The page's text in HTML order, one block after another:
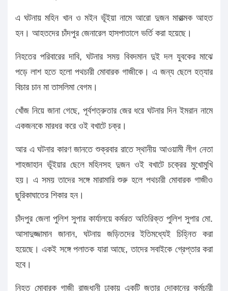
এ ঘটনায় মহিন খান ও মইন ভূঁইয়া নামে আরো দুজন মারাত্মক আহত
হন। আহতদের চাঁদপুর জেনারেল হাসপাতালে ভর্তি করা হয়েছে।
নিহতের পরিবারের দাবি, ঘটনার সময় বিবদমান দুই দল যুবকের মাঝে
পড়ে লাশ হতে হলো পথচারী মোবারক গাজীকে। এ জন্য ছেলে হত্যার
বিচার চান মা তাসলিমা বেগম।
খোঁজ নিয়ে জানা গেছে, পূর্বশত্রুতার জের ধরে ঘটনার দিন ইমরান নামে
একজনকে মারধর করে ওই বখাটে চক্র।
আর এ ঘটনার কারণ জানতে শুক্রবার রাতে স্থানীয় আওয়ামী লীগ নেতা
শাহজাহান ভূঁইয়ার ছেলে মহিনসহ দুজন ওই বখাটে চক্রের মুখোমুখি
হয়। এ সময় তাদের সঙ্গে মারামারি শুরু হলে পথচারী মোবারক গাজীও
ছুরিকাঘাতের শিকার হন।
চাঁদপুর জেলা পুলিশ সুপার কার্যালয়ে কর্মরত অতিরিক্ত পুলিশ সুপার মো.
আসাদুজ্জামান জানান, ঘটনায় জড়িতদের ইতিমধ্যেই চিহ্নিত করা
হয়েছে। একই সঙ্গে পলাতক যারা আছে, তাদের সবাইকে গ্রেপ্তার করা
হবে।
নিহত মোবারক গাজী রাজধানী ঢাকায় একটি জুতার দোকানের কর্মচারী